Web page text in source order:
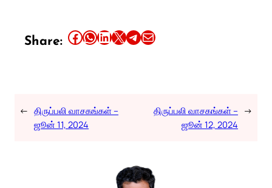
Share: Share this article on Facebook Share this article on WhatsApp Share this article on LinkedIn Share this article on X Share this article on TelegramEmail this Article
← திருப்பலி வாசகங்கள் –
ஜூன் 11, 2024
திருப்பலி வாசகங்கள் –
ஜூன் 12, 2024
→